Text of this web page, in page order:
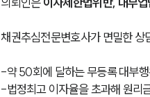
채권추심전문변호사가 면밀한 상
-약 50회에 달하는 무등록 대부
-법정최고 이자율을 초과해 원리